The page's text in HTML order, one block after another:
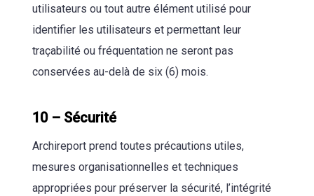
utilisateurs ou tout autre élément utilisé pour
identifier les utilisateurs et permettant leur
traçabilité ou fréquentation ne seront pas
conservées au-delà de six (6) mois.
10 – Sécurité
Archireport prend toutes précautions utiles,
mesures organisationnelles et techniques
appropriées pour préserver la sécurité, l’intégrité